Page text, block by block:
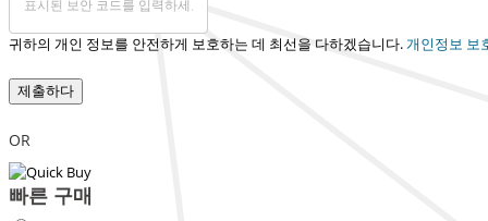
귀하의 개인 정보를 안전하게 보호하는 데 최선을 다하겠습니다. 개인정보 보
제출하다
OR
빠른 구매